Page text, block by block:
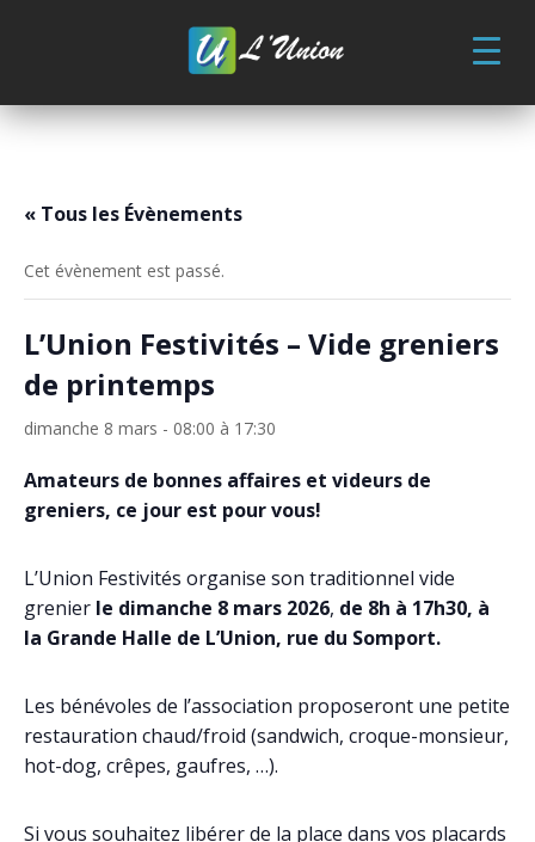
« Tous les Évènements
Cet évènement est passé.
L’Union Festivités – Vide greniers
de printemps
dimanche 8 mars - 08:00 à 17:30
Amateurs de bonnes affaires et videurs de
greniers, ce jour est pour vous!
L’Union Festivités organise son traditionnel vide
grenier le dimanche 8 mars 2026, de 8h à 17h30, à
la Grande Halle de L’Union, rue du Somport.
Les bénévoles de l’association proposeront une petite
restauration chaud/froid (sandwich, croque-monsieur,
hot-dog, crêpes, gaufres, …).
Si vous souhaitez libérer de la place dans vos placards